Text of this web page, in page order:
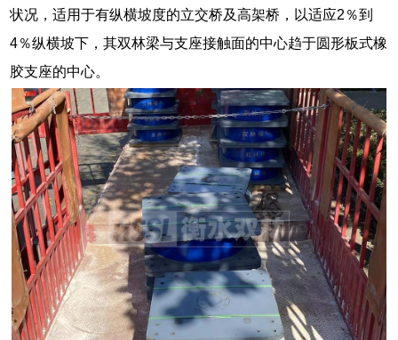
状况，适用于有纵横坡度的立交桥及高架桥，以适应2％到
4％纵横坡下，其双林梁与支座接触面的中心趋于圆形板式橡
胶支座的中心。